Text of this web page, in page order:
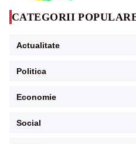
CATEGORII
Actualitate
Politica
Economie
Social